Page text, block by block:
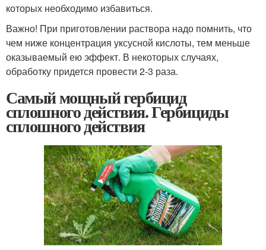
которых необходимо избавиться.
Важно! При приготовлении раствора надо помнить, что
чем ниже концентрация уксусной кислоты, тем меньше
оказываемый ею эффект. В некоторых случаях,
обработку придется провести 2-3 раза.
Самый мощный гербицид
сплошного действия. Гербициды
сплошного действия